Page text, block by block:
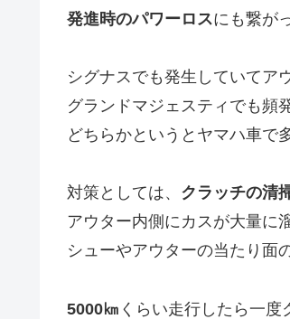
発進時のパワーロスにも繋が
シグナスでも発生していてア
グランドマジェスティでも頻
どちらかというとヤマハ車で
対策としては、 クラッチの清
アウター内側にカスが大量に
シューやアウターの当たり面
5000㎞ くらい走行したら一